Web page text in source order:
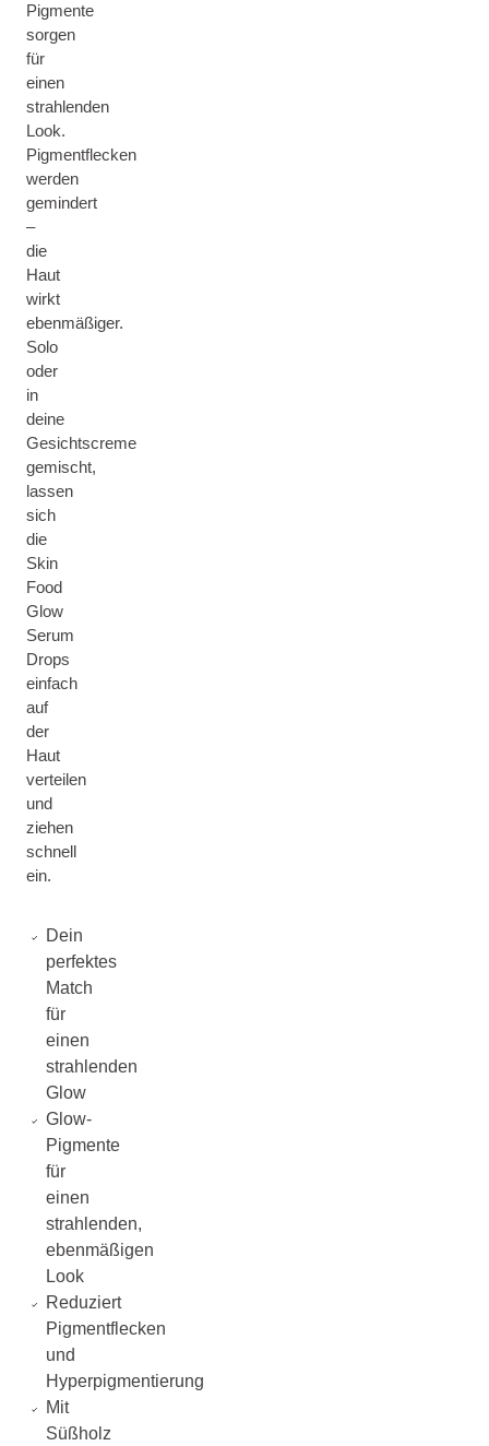
Pigmente
sorgen
für
einen
strahlenden
Look.
Pigmentflecken
werden
gemindert
–
die
Haut
wirkt
ebenmäßiger.
Solo
oder
in
deine
Gesichtscreme
gemischt,
lassen
sich
die
Skin
Food
Glow
Serum
Drops
einfach
auf
der
Haut
verteilen
und
ziehen
schnell
ein.
Dein
perfektes
Match
für
einen
strahlenden
Glow
Glow-
Pigmente
für
einen
strahlenden,
ebenmäßigen
Look
Reduziert
Pigmentflecken
und
Hyperpigmentierung
Mit
Süßholz